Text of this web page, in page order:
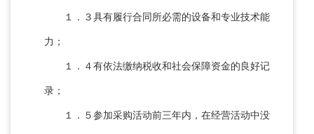
１．３具有履行合同所必需的设备和专业技术能
力；
１．４有依法缴纳税收和社会保障资金的良好记
录；
１．５参加采购活动前三年内，在经营活动中没